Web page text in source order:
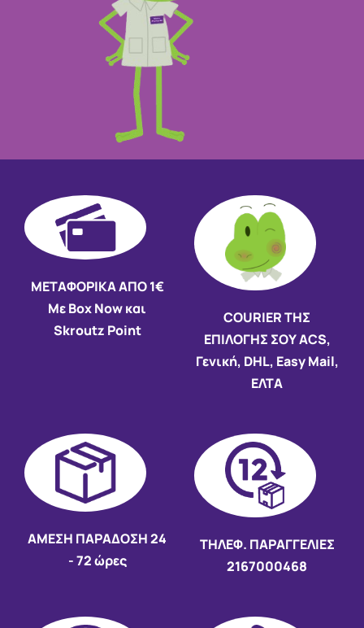
ΜΕΤΑΦΟΡΙΚΑ ΑΠΟ 1€
Με Box Now και
Skroutz Point
COURIER ΤΗΣ
ΕΠΙΛΟΓΗΣ ΣΟΥ ACS,
Γενική, DHL, Easy Mail,
ΕΛΤΑ
AMEΣΗ ΠΑΡΑΔΟΣΗ24
- 72 ώρες
ΤΗΛΕΦ. ΠΑΡΑΓΓΕΛΙΕΣ
2167000468